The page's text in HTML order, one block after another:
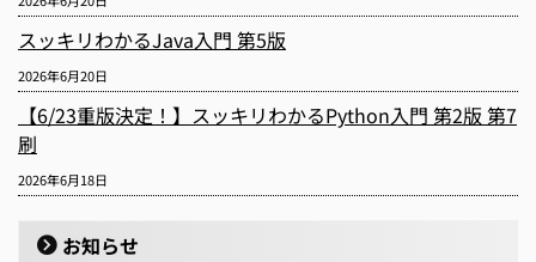
スッキリわかるJava入門 第5版
2026年6月20日
【6/23重版決定！】スッキリわかるPython入門 第2版 第7
刷
2026年6月18日
お知らせ